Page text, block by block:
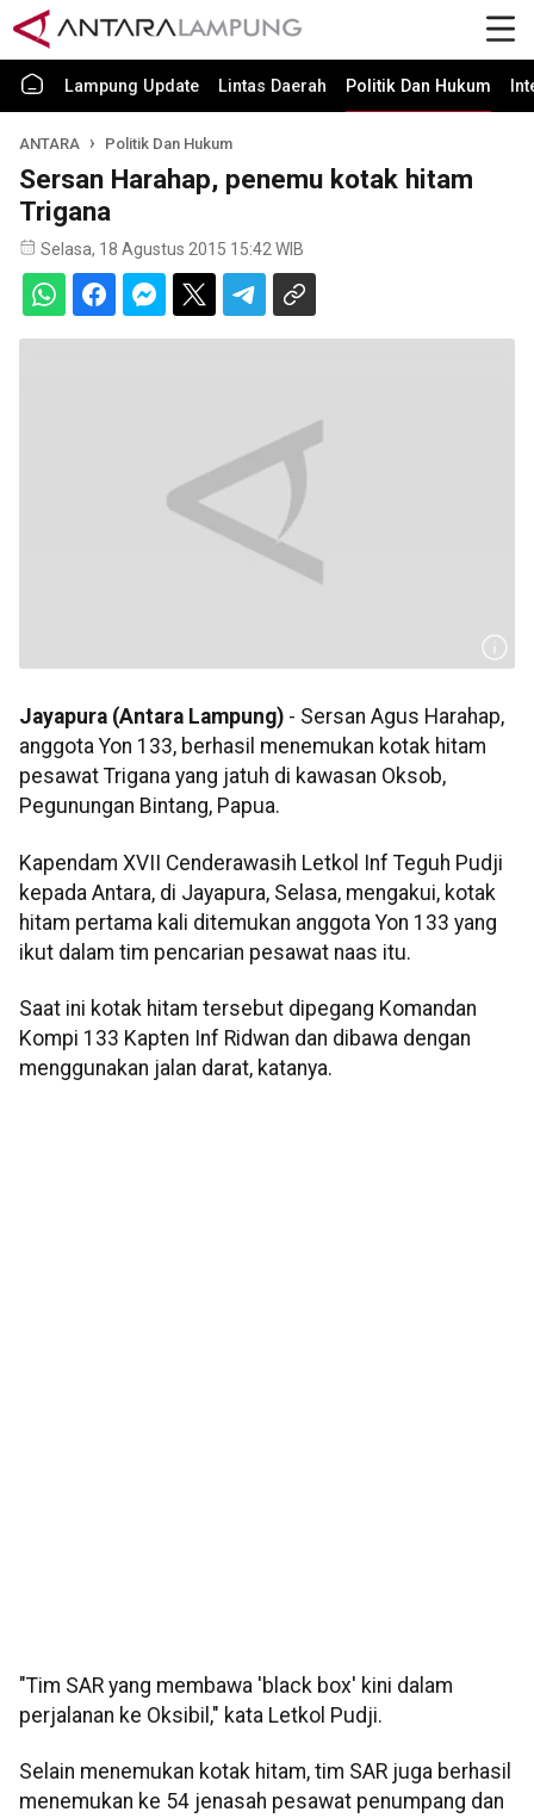
Lampung Update Lintas Daerah Politik Dan Hukum
ANTARA Politik Dan Hukum
Sersan Harahap, penemu kotak hitam
Trigana
Selasa, 18 Agustus 2015 15:42 WIB
Jayapura (Antara Lampung) - Sersan Agus Harahap,
anggota Yon 133, berhasil menemukan kotak hitam
pesawat Trigana yang jatuh di kawasan Oksob,
Pegunungan Bintang, Papua.
Kapendam XVII Cenderawasih Letkol Inf Teguh Pudji
kepada Antara, di Jayapura, Selasa, mengakui, kotak
hitam pertama kali ditemukan anggota Yon 133 yang
ikut dalam tim pencarian pesawat naas itu.
Saat ini kotak hitam tersebut dipegang Komandan
Kompi 133 Kapten Inf Ridwan dan dibawa dengan
menggunakan jalan darat, katanya.
"Tim SAR yang membawa 'black box' kini dalam
perjalanan ke Oksibil," kata Letkol Pudji.
Selain menemukan kotak hitam, tim SAR juga berhasil
menemukan ke 54 jenasah pesawat penumpang dan